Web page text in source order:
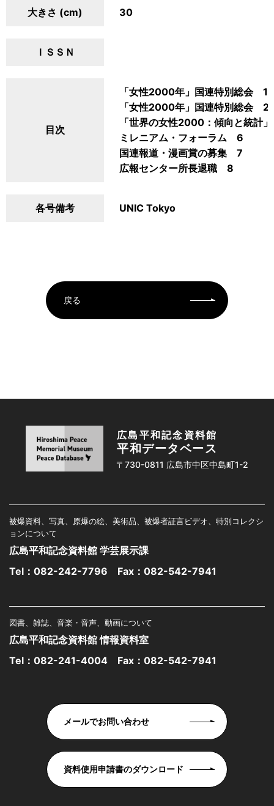
大きさ (cm) 30
ＩＳＳＮ
目次
「女性2000年」国連特別総会 1
「女性2000年」国連特別総会 2
「世界の女性2000：傾向と統計
ミレニアム・フォーラム 6
国連報道・漫画賞の募集 7
広報センター所長退職 8
各号備考 UNIC Tokyo
戻る
広島平和記念資料館
平和データベース
〒730-0811 広島市中区中島町1-2
被爆資料、写真、原爆の絵、美術品、被爆者証言ビデオ、特別コレクシ
ョンについて
広島平和記念資料館 学芸展示課
Tel： 082-242-7796 Fax：082-542-7941
図書、雑誌、音楽・音声、動画について
広島平和記念資料館 情報資料室
Tel： 082-241-4004 Fax：082-542-7941
メールでお問い合わせ
資料使用申請書のダウンロード